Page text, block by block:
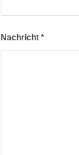
Nachricht *